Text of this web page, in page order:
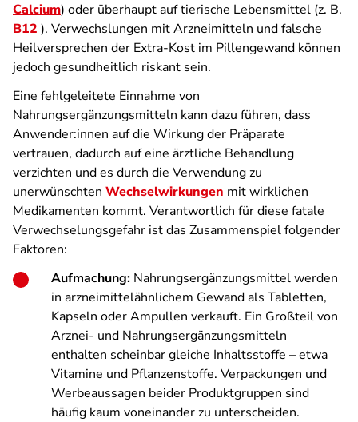
Calcium) oder überhaupt auf tierische Lebensmittel (z. B.
B12 ). Verwechslungen mit Arzneimitteln und falsche
Heilversprechen der Extra-Kost im Pillengewand können
jedoch gesundheitlich riskant sein.
Eine fehlgeleitete Einnahme von
Nahrungsergänzungsmitteln kann dazu führen, dass
Anwender:innen auf die Wirkung der Präparate
vertrauen, dadurch auf eine ärztliche Behandlung
verzichten und es durch die Verwendung zu
unerwünschten Wechselwirkungen mit wirklichen
Medikamenten kommt. Verantwortlich für diese fatale
Verwechselungsgefahr ist das Zusammenspiel folgender
Faktoren:
Aufmachung: Nahrungsergänzungsmittel werden
in arzneimittelähnlichem Gewand als Tabletten,
Kapseln oder Ampullen verkauft. Ein Großteil von
Arznei- und Nahrungsergänzungsmitteln
enthalten scheinbar gleiche Inhaltsstoffe – etwa
Vitamine und Pflanzenstoffe. Verpackungen und
Werbeaussagen beider Produktgruppen sind
häufig kaum voneinander zu unterscheiden.